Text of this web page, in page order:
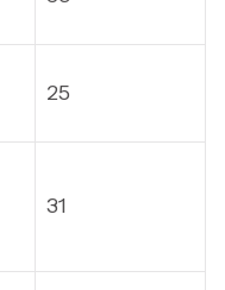
25
31